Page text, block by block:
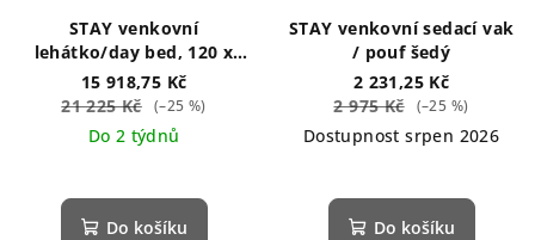
STAY venkovní
lehátko/day bed, 120 x
190 cm hnědé
15 918,75 Kč
21 225 Kč (–25 %)
Do 2 týdnů
hodnocení
produktu
Do košíku
STAY venkovní sedací vak
/ pouf šedý
2 231,25 Kč
2 975 Kč
(–25 %)
Dostupnost srpen 2026
Do košíku